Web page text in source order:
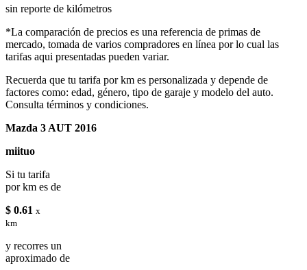
sin reporte de kilómetros
*La comparación de precios es una referencia de primas de
mercado, tomada de varios compradores en línea por lo cual las
tarifas aqui presentadas pueden variar.
Recuerda que tu tarifa por km es personalizada y depende de
factores como: edad, género, tipo de garaje y modelo del auto.
Consulta términos y condiciones.
Mazda 3 AUT 2016
miituo
Si tu tarifa
por km es de
$ 0.61 x
km
y recorres un
aproximado de